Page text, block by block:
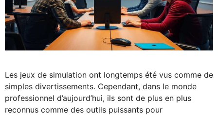
Les jeux de simulation ont longtemps été vus comme de
simples divertissements. Cependant, dans le monde
professionnel d’aujourd’hui, ils sont de plus en plus
reconnus comme des outils puissants pour